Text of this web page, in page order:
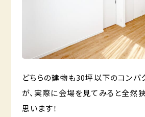
どちらの建物も30坪以下のコンパ
が、実際に会場を見てみると全然
思います！